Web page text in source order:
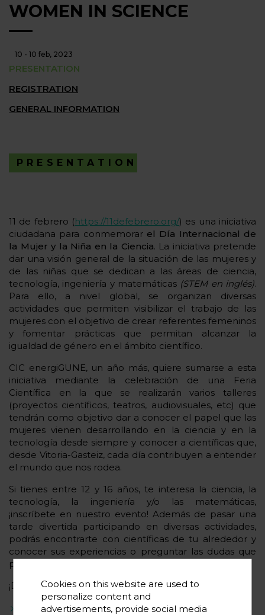
WOMEN IN SCIENCE
10 - 10 feb, 2023
PRESENTATION
REGISTRATION
GENERAL INFORMATION
PRESENTATION
11 de febrero (https://11defebrero.org/) es una iniciativa
ciudadana para conmemorar el Día Internacional de
la Mujer y la Niña en la Ciencia. La iniciativa pretende
dar una visión general de la situación de las mujeres y
de las niñas que se dedican a las áreas de ciencia,
tecnología, ingeniería y matemáticas (STEM en inglés).
Para ello, a nivel global, se organizan diversas
actividades que permiten visibilizar el trabajo de las
mujeres con el objetivo de crear referentes femeninos
y fomentar prácticas que permitan alcanzar la
igualdad de género en el ámbito científico.
CIC energiGUNE, un año más, quiere sumarse a esta
iniciativa mediante la celebración de una Feria
Científica en la que se realizarán varios talleres
(proyectos científicos, teatros, audiovisuales, etc) que
tendrán como objetivo dar a conocer el papel que las
mujeres vienen desarrollando en la ciencia y en la
tecnología desde siempre y conocer a científicas que,
desde Vitoria-Gasteiz, cada día contribuyen a entender
el mundo que nos rodea.
Si tienes entre 12 y 16 años, te interesa la ciencia, la
tecnología, la ingeniería y/o las matemáticas,
¡inscríbete en nuestro evento! Además de pasar una
tarde divertida participando en diversas actividades,
podrás encontrarte con científicas de tu alrededor y
conocer sus experiencias o preguntar las dudas que
puedas tener.
¡Date prisa que las plazas son limitadas!
¿Día?Del 10 de febrero
Cookies on this website are used to
personalize content and
advertisements, provide social media